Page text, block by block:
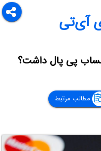
آی‌تی
پی پال داشت؟
مطالب مرتبط